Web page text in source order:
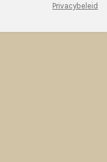
Privacybeleid